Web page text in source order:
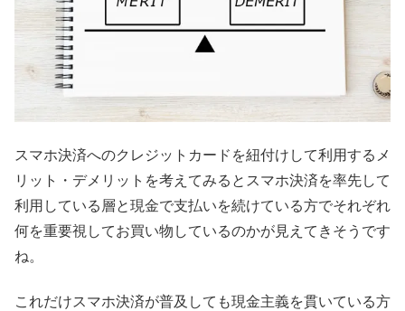
スマホ決済へのクレジットカードを紐付けして利用するメ
リット・デメリットを考えてみるとスマホ決済を率先して
利用している層と現金で支払いを続けている方でそれぞれ
何を重要視してお買い物しているのかが見えてきそうです
ね。
これだけスマホ決済が普及しても現金主義を貫いている方